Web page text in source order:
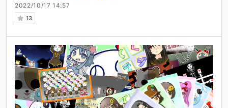
2022/10/17 14:57
13